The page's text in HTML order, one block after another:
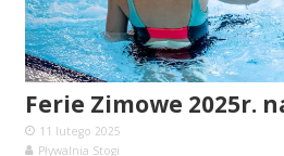
Ferie Zimowe 2025r.
11 lutego 2025
Pływalnia Stogi